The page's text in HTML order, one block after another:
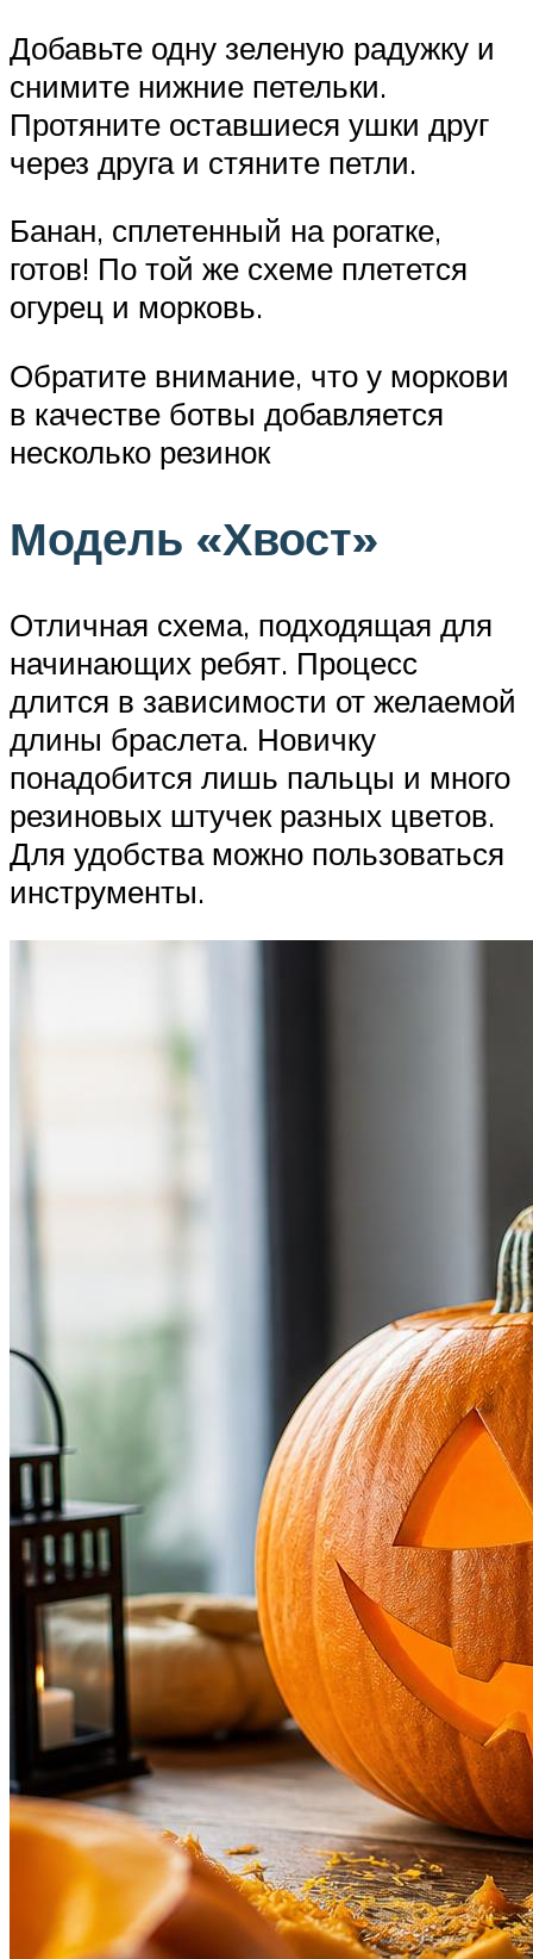
Добавьте одну зеленую радужку и
снимите нижние петельки.
Протяните оставшиеся ушки друг
через друга и стяните петли.
Банан, сплетенный на рогатке,
готов! По той же схеме плетется
огурец и морковь.
Обратите внимание, что у моркови
в качестве ботвы добавляется
несколько резинок
Модель «Хвост»
Отличная схема, подходящая для
начинающих ребят. Процесс
длится в зависимости от желаемой
длины браслета. Новичку
понадобится лишь пальцы и много
резиновых штучек разных цветов.
Для удобства можно пользоваться
инструменты.